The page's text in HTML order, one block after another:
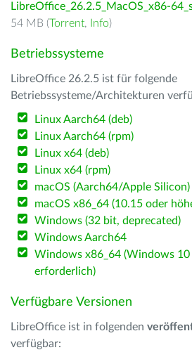
LibreOffice_26.2.5_MacOS_x86-
54 MB (Torrent, Info)
Betriebssysteme
LibreOffice 26.2.5 ist für folgende
Betriebssysteme/Architekturen
Linux Aarch64 (deb)
Linux Aarch64 (rpm)
Linux x64 (deb)
Linux x64 (rpm)
macOS (Aarch64/Apple Silicon)
macOS x86_64 (10.15 oder
Windows (32 bit, deprecated)
Windows Aarch64
Windows x86_64 (Windows 10
erforderlich)
Verfügbare Versionen
LibreOffice ist in folgenden
verfügbar: